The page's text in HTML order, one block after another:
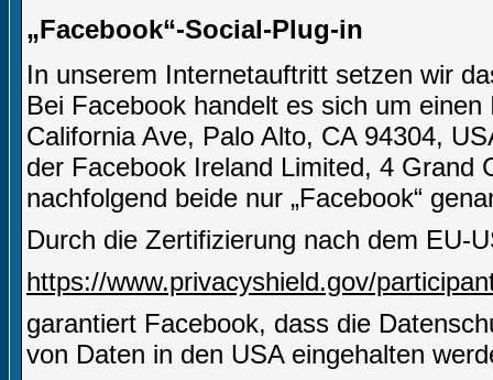
„Facebook“-Social-Plug-in
In unserem Internetauftritt setzen wir
Bei Facebook handelt es sich um
California Ave, Palo Alto, CA 94304,
der Facebook Ireland Limited, 4 Grand
nachfolgend beide nur „Facebook“
Durch die Zertifizierung nach dem EU-
https://www.privacyshield.gov/
garantiert Facebook, dass die
von Daten in den USA eingehalten